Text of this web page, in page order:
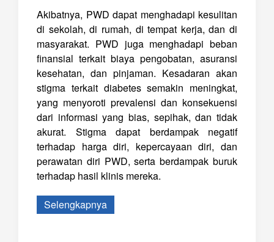
Akibatnya, PWD dapat menghadapi kesulitan
di sekolah, di rumah, di tempat kerja, dan di
masyarakat. PWD juga menghadapi beban
finansial terkait biaya pengobatan, asuransi
kesehatan, dan pinjaman. Kesadaran akan
stigma terkait diabetes semakin meningkat,
yang menyoroti prevalensi dan konsekuensi
dari informasi yang bias, sepihak, dan tidak
akurat. Stigma dapat berdampak negatif
terhadap harga diri, kepercayaan diri, dan
perawatan diri PWD, serta berdampak buruk
terhadap hasil klinis mereka.
Selengkapnya